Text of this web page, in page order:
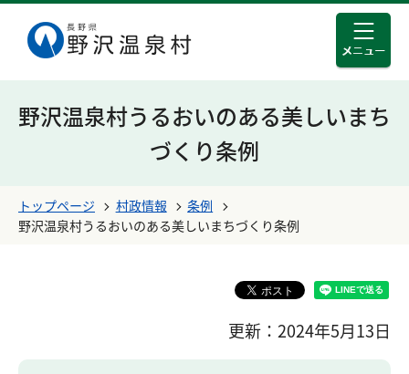
メニュ
野沢温泉村うるおいのある美しいまち
づくり条例
トップページ 村政情報
条例
野沢温泉村うるおいのある美しいまちづくり条例
更新：2024年5月13日